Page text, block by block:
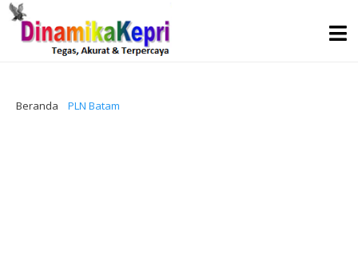
Beranda PLN Batam